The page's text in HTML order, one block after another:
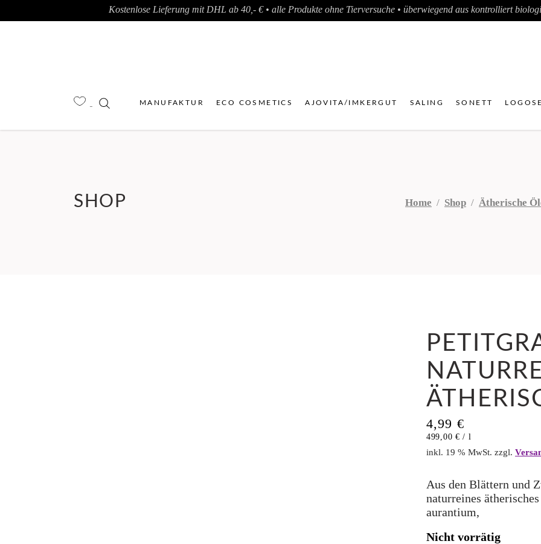
Kostenlose Lieferung mit DHL ab 40,- € • alle Produkte ohne Tierversuche • überwiegend aus kontrolliert
MANUFAKTUR ECO COSMETICS AJOVITA/IMKERGUT SALING SONETT
SHOP Home / Shop / Ätherische
4,99 €
499,00 € / l
inkl. 19 % MwSt. zzgl.
Aus den Blättern und
naturreines
aurantium,
Nicht vorrätig